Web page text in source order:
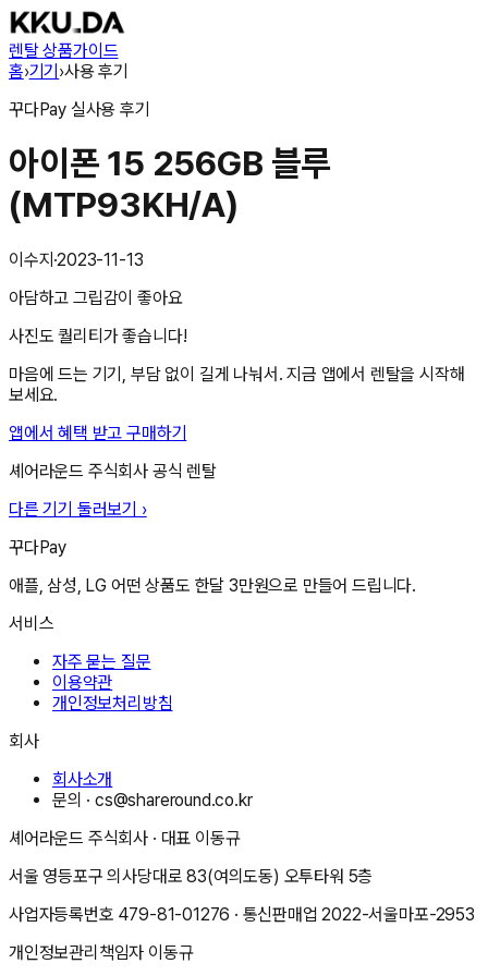
렌탈 상품가이드
홈›기기›사용 후기
꾸다Pay 실사용 후기
아이폰 15 256GB 블루
(MTP93KH/A)
이수지·2023-11-13
아담하고 그립감이 좋아요
사진도 퀄리티가 좋습니다!
마음에 드는 기기, 부담 없이 길게 나눠서. 지금 앱에서 렌탈을 시작해
보세요.
앱에서 혜택 받고 구매하기
셰어라운드 주식회사 공식 렌탈
다른 기기 둘러보기 ›
꾸다Pay
애플, 삼성, LG 어떤 상품도 한달 3만원으로 만들어 드립니다.
서비스
자주 묻는 질문
이용약관
개인정보처리방침
회사
회사소개
문의 ·cs@shareround.co.kr
셰어라운드 주식회사 · 대표 이동규
서울 영등포구 의사당대로 83(여의도동) 오투타워 5층
사업자등록번호 479-81-01276 · 통신판매업2022-서울마포-2953
개인정보관리책임자 이동규